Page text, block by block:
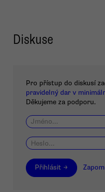
Diskuse
Pro přístup do diskusí
pravidelný dar v
Děkujeme za podporu.
Přihlásit →